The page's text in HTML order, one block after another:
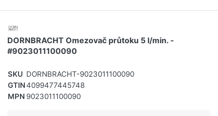
DORNBRACHT Omezovač průtoku 5 l/min. -
#9023011100090
SKU DORNBRACHT-9023011100090
GTIN 4099477445748
MPN 9023011100090